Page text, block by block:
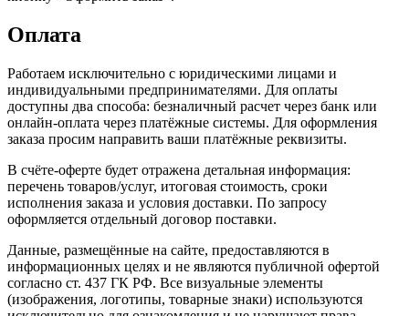
Оплата
Работаем исключительно с юридическими лицами и
индивидуальными предпринимателями. Для оплаты
доступны два способа: безналичный расчет через банк или
онлайн-оплата через платёжные системы. Для оформления
заказа просим направить ваши платёжные реквизиты.
В счёте-оферте будет отражена детальная информация:
перечень товаров/услуг, итоговая стоимость, сроки
исполнения заказа и условия доставки. По запросу
оформляется отдельный договор поставки.
Данные, размещённые на сайте, предоставляются в
информационных целях и не являются публичной офертой
согласно ст. 437 ГК РФ. Все визуальные элементы
(изображения, логотипы, товарные знаки) используются